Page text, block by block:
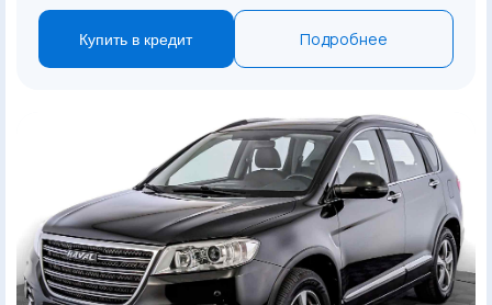
Купить в кредит Подробнее